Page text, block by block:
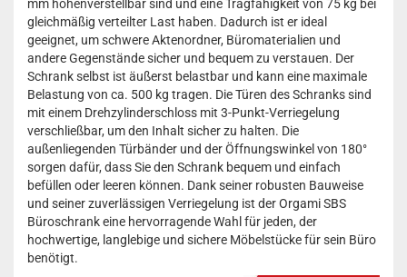
mm höhenverstellbar sind und eine Tragfähigkeit von 75 kg bei
gleichmäßig verteilter Last haben. Dadurch ist er ideal
geeignet, um schwere Aktenordner, Büromaterialien und
andere Gegenstände sicher und bequem zu verstauen. Der
Schrank selbst ist äußerst belastbar und kann eine maximale
Belastung von ca. 500 kg tragen. Die Türen des Schranks sind
mit einem Drehzylinderschloss mit 3-Punkt-Verriegelung
verschließbar, um den Inhalt sicher zu halten. Die
außenliegenden Türbänder und der Öffnungswinkel von 180°
sorgen dafür, dass Sie den Schrank bequem und einfach
befüllen oder leeren können. Dank seiner robusten Bauweise
und seiner zuverlässigen Verriegelung ist der Orgami SBS
Büroschrank eine hervorragende Wahl für jeden, der
hochwertige, langlebige und sichere Möbelstücke für sein Büro
benötigt.